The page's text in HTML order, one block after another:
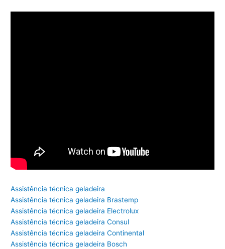
Assistência técnica geladeira
Assistência técnica geladeira Brastemp
Assistência técnica geladeira Electrolux
Assistência técnica geladeira Consul
Assistência técnica geladeira Continental
Assistência técnica geladeira Bosch